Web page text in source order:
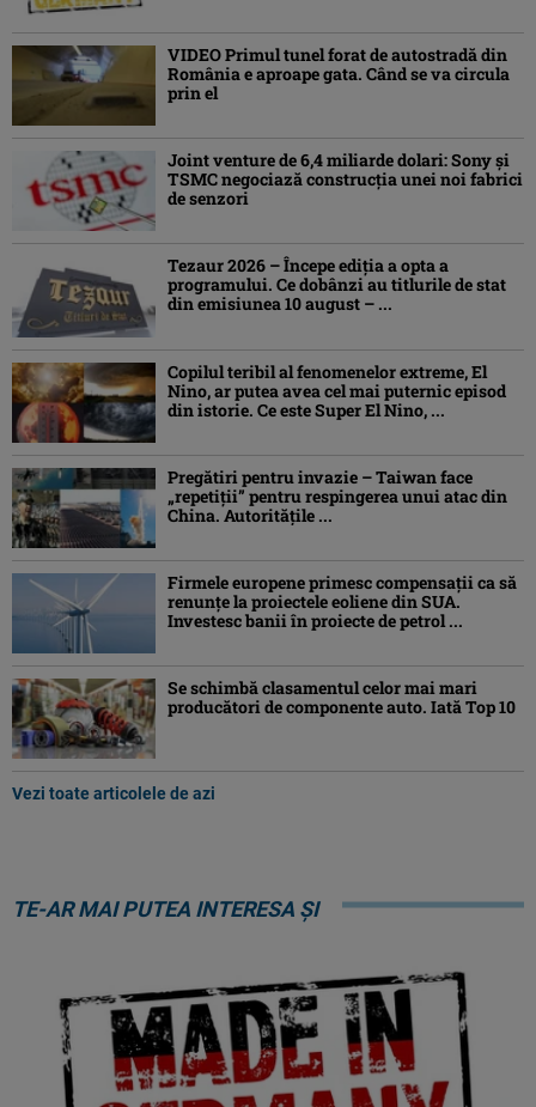
VIDEO Primul tunel forat de autostradă din
România e aproape gata. Când se va circula
prin el
Joint venture de 6,4 miliarde dolari: Sony și
TSMC negociază construcția unei noi fabrici
de senzori
Tezaur 2026 – Începe ediţia a opta a
programului. Ce dobânzi au titlurile de stat
din emisiunea 10 august – ...
Copilul teribil al fenomenelor extreme, El
Nino, ar putea avea cel mai puternic episod
din istorie. Ce este Super El Nino, ...
Pregătiri pentru invazie – Taiwan face
„repetiţii” pentru respingerea unui atac din
China. Autoritățile ...
Firmele europene primesc compensații ca să
renunțe la proiectele eoliene din SUA.
Investesc banii în proiecte de petrol ...
Se schimbă clasamentul celor mai mari
producători de componente auto. Iată Top 10
Vezi toate articolele de azi
TE-AR MAI PUTEA INTERESA ȘI